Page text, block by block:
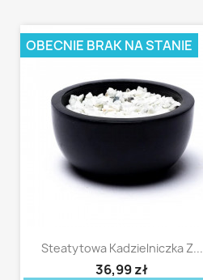
Steatytowa Kadzielniczka Z...
36,99 zł
OBECNIE BRAK NA STANIE